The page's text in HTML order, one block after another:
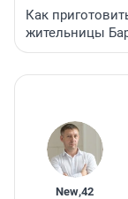
Как
жительницы
New,42